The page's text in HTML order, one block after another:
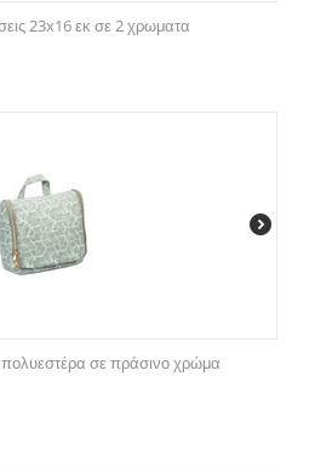
23x16 εκ σε 2 χρωματα
σε πράσινο χρώμα